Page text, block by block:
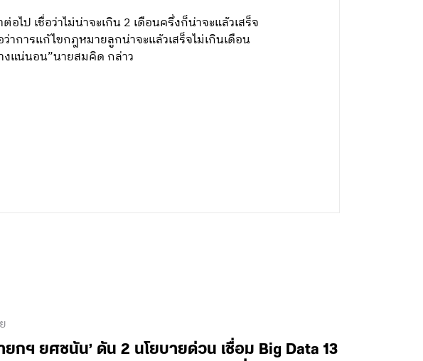
ป เชื่อว่าไม่น่าจะเกิน 2 เดือนครึ่งก็น่าจะแล้วเสร็จ
าการแก้ไขกฎหมายลูกน่าจะแล้วเสร็จไม่เกินเดือน
แน่นอน”นายสมคิด กล่าว
กฯ ยศชนัน’ ดัน 2 นโยบายด่วน เชื่อม Big Data 13